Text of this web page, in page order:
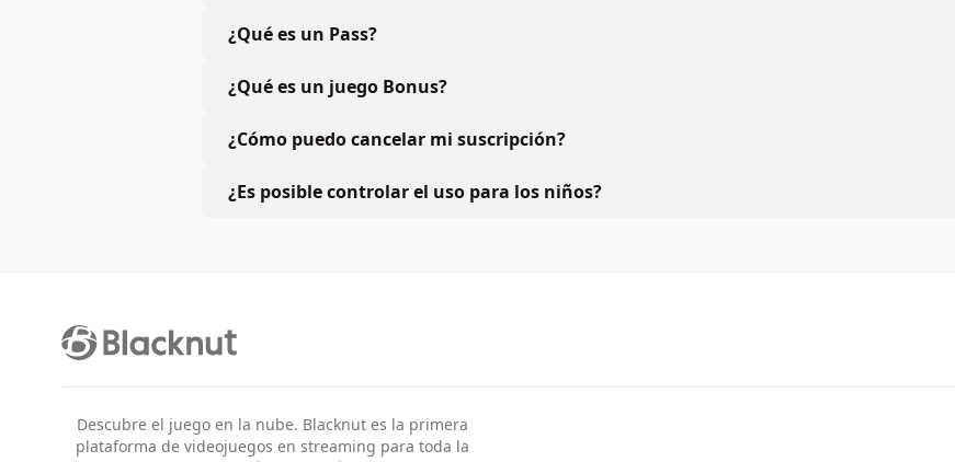
¿Qué es un Pass?
¿Qué es un juego Bonus?
¿Cómo puedo cancelar mi suscripción?
¿Es posible controlar el uso para los niños?
Descubre el juego en la nube. Blacknut es la primera
plataforma de videojuegos en streaming para toda la